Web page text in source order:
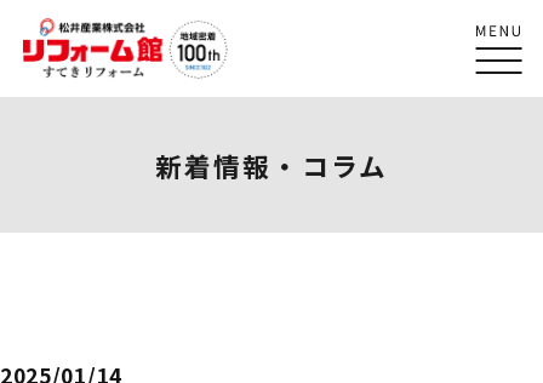
新着情報・コラム
2025/01/14